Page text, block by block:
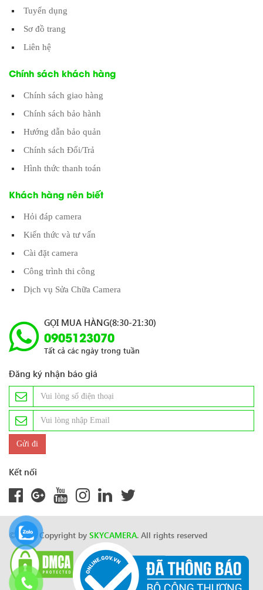
Tuyển dụng
Sơ đồ trang
Liên hệ
Chính sách khách hàng
Chính sách giao hàng
Chính sách bảo hành
Hướng dẫn bảo quản
Chính sách Đổi/Trả
Hình thức thanh toán
Khách hàng nên biết
Hỏi đáp camera
Kiến thức và tư vấn
Cài đặt camera
Công trình thi công
Dịch vụ Sửa Chữa Camera
GỌI MUA HÀNG(8:30-21:30)
0905123070
Tất cả các ngày trong tuần
Đăng ký nhận báo giá
Kết nối
© 2024 Copyright by SKYCAMERA. All rights reserved